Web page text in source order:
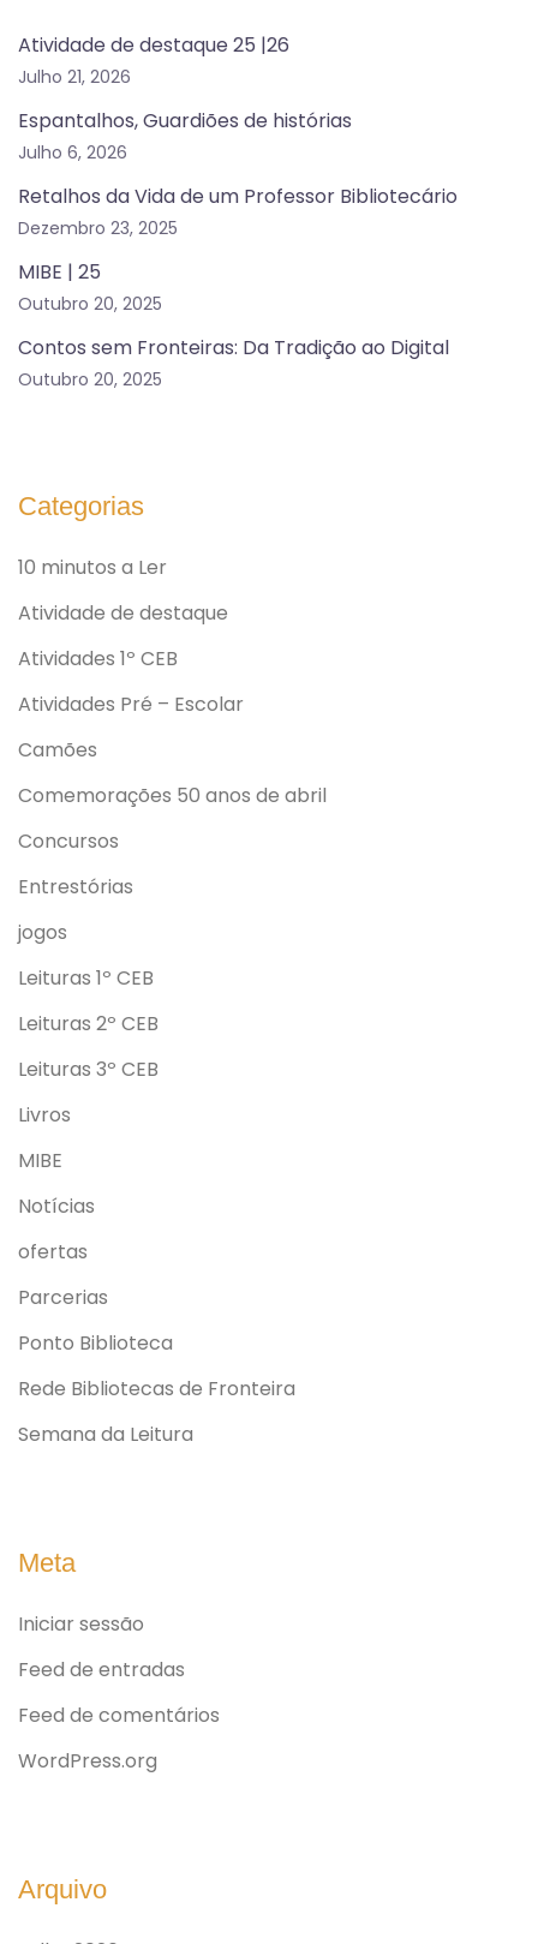
Atividade de destaque 25 |26
Julho 21, 2026
Espantalhos, Guardiões de histórias
Julho 6, 2026
Retalhos da Vida de um Professor Bibliotecário
Dezembro 23, 2025
MIBE | 25
Outubro 20, 2025
Contos sem Fronteiras: Da Tradição ao Digital
Outubro 20, 2025
Categorias
10 minutos a Ler
Atividade de destaque
Atividades 1º CEB
Atividades Pré – Escolar
Camões
Comemorações 50 anos de abril
Concursos
Entrestórias
jogos
Leituras 1º CEB
Leituras 2º CEB
Leituras 3º CEB
Livros
MIBE
Notícias
ofertas
Parcerias
Ponto Biblioteca
Rede Bibliotecas de Fronteira
Semana da Leitura
Meta
Iniciar sessão
Feed de entradas
Feed de comentários
WordPress.org
Arquivo